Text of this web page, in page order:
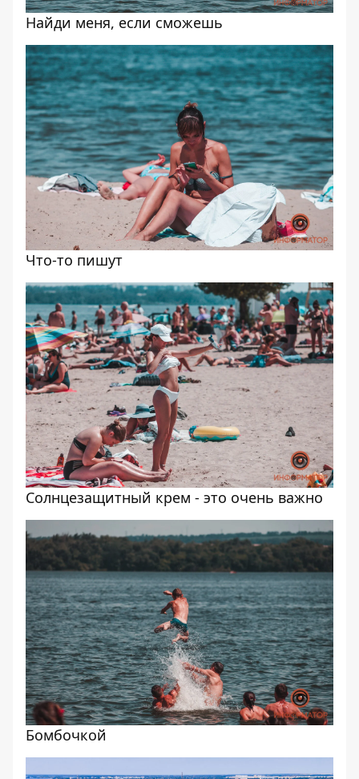
Найди меня, если сможешь
Что-то пишут
Солнцезащитный крем - это очень важно
Бомбочкой